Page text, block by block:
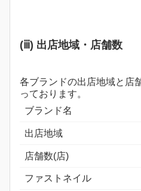
(ⅲ) 出店地域・店舗数
各ブランドの出店地域と店
っております。
ブランド名
出店地域
店舗数(店)
ファストネイル